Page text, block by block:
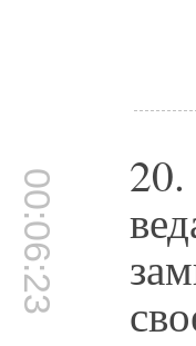
00:06:23